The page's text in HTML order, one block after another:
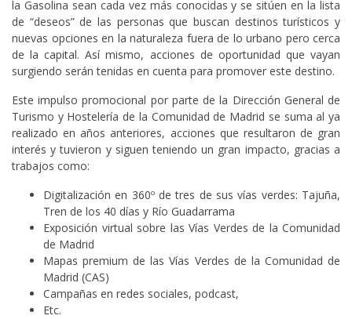
la Gasolina sean cada vez más conocidas y se sitúen en la lista
de “deseos” de las personas que buscan destinos turísticos y
nuevas opciones en la naturaleza fuera de lo urbano pero cerca
de la capital. Así mismo, acciones de oportunidad que vayan
surgiendo serán tenidas en cuenta para promover este destino.
Este impulso promocional por parte de la Dirección General de
Turismo y Hostelería de la Comunidad de Madrid se suma al ya
realizado en años anteriores, acciones que resultaron de gran
interés y tuvieron y siguen teniendo un gran impacto, gracias a
trabajos como:
Digitalización en 360º de tres de sus vías verdes: Tajuña,
Tren de los 40 días y Río Guadarrama
Exposición virtual sobre las Vías Verdes de la Comunidad
de Madrid
Mapas premium de las Vías Verdes de la Comunidad de
Madrid (CAS)
Campañas en redes sociales, podcast,
Etc.